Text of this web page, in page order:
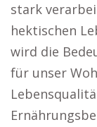
stark
hektischen
wird die
für unser